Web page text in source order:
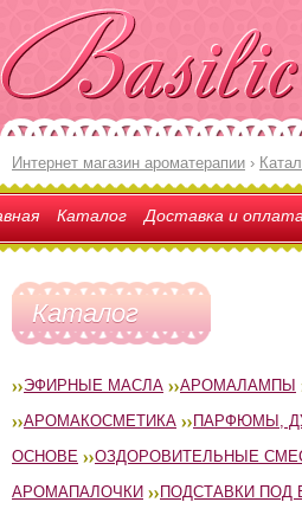
Интернет магазин ароматерапии ›
Каталог Доставка и
Каталог
ЭФИРНЫЕ МАСЛА АРОМАЛАМПЫ
АРОМАКОСМЕТИКА
ПАРФЮМЫ,
ОСНОВЕ
ОЗДОРОВИТЕЛЬНЫЕ
АРОМАПАЛОЧКИ
ПОДСТАВКИ ПОД